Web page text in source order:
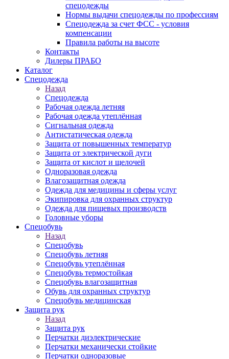
спецодежды
Нормы выдачи спецодежды по профессиям
Спецодежда за счет ФСС - условия
компенсации
Правила работы на высоте
Контакты
Дилеры ПРАБО
Каталог
Спецодежда
Назад
Спецодежда
Рабочая одежда летняя
Рабочая одежда утеплённая
Сигнальная одежда
Антистатическая одежда
Защита от повышенных температур
Защита от электрической дуги
Защита от кислот и щелочей
Одноразовая одежда
Влагозащитная одежда
Одежда для медицины и сферы услуг
Экипировка для охранных структур
Одежда для пищевых производств
Головные уборы
Спецобувь
Назад
Спецобувь
Спецобувь летняя
Спецобувь утеплённая
Спецобувь термостойкая
Спецобувь влагозащитная
Обувь для охранных структур
Спецобувь медицинская
Защита рук
Назад
Защита рук
Перчатки диэлектрические
Перчатки механически стойкие
Перчатки одноразовые